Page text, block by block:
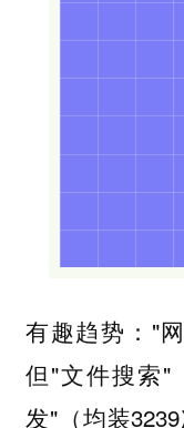
有趣趋势："
但"文件搜索"
发"（均装